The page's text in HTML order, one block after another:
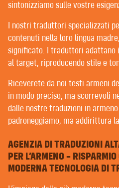
TRADUTTORI |
I BUONI CLIENTI
UN’ASSISTENZA MOLTO
ABBIAMO SOLO BUONI CLIENTI.
È difficile trovare un’agenzia di
rivendichi di curare rapporti di
grandi differenze.
Al contrario di molte agenzie di
sintonizziamo sulle vostre
I nostri traduttori specializzati
contenuti nella loro lingua
significato. I traduttori adattano
al target, riproducendo stile e
Riceverete da noi testi armeni
in modo preciso, ma scorrevoli
dalle nostre traduzioni in
padroneggiamo, ma addirittura
AGENZIA DI TRADUZIONI
PER L’ARMENO –
MODERNA TECNOLOGIA DI